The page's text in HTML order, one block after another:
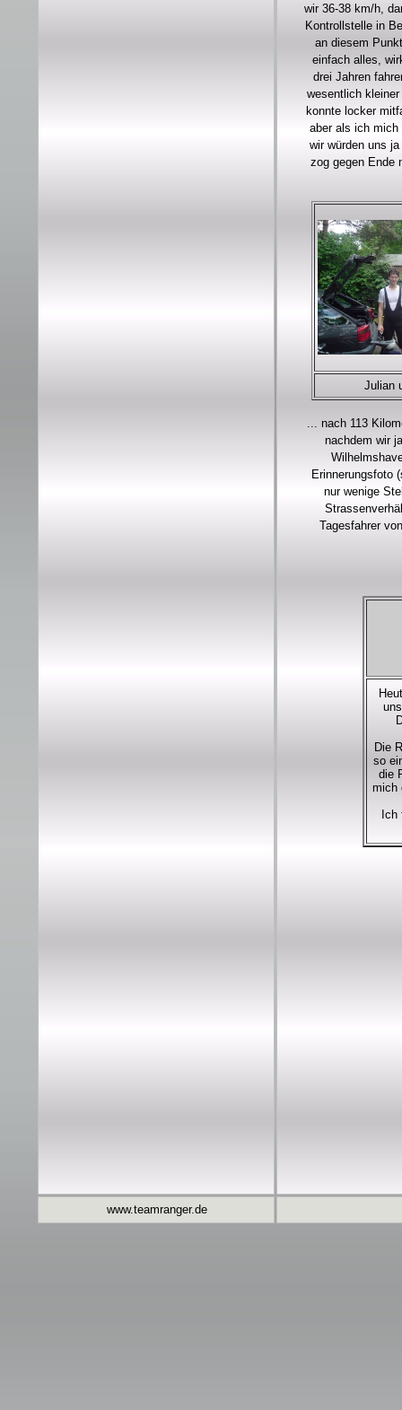
wir 36-38 km/h,
Kontrollstelle in
an diesem
einfach alles,
drei Jahren
wesentlich
konnte locker
aber als ich mich
wir würden uns
zog gegen Ende
Julian
... nach 113
nachdem wir
Erinnerungsfoto
nur wenige
Tagesfahrer
Die
so
die
mich
Ich
www.teamranger.de